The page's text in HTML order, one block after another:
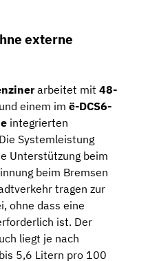
externe
arbeitet mit 48-
und einem im ë-DCS6-
integrierten
Systemleistung
Unterstützung beim
beim Bremsen
tragen zur
ohne dass eine
ist. Der
liegt je nach
5,6 Litern pro 100